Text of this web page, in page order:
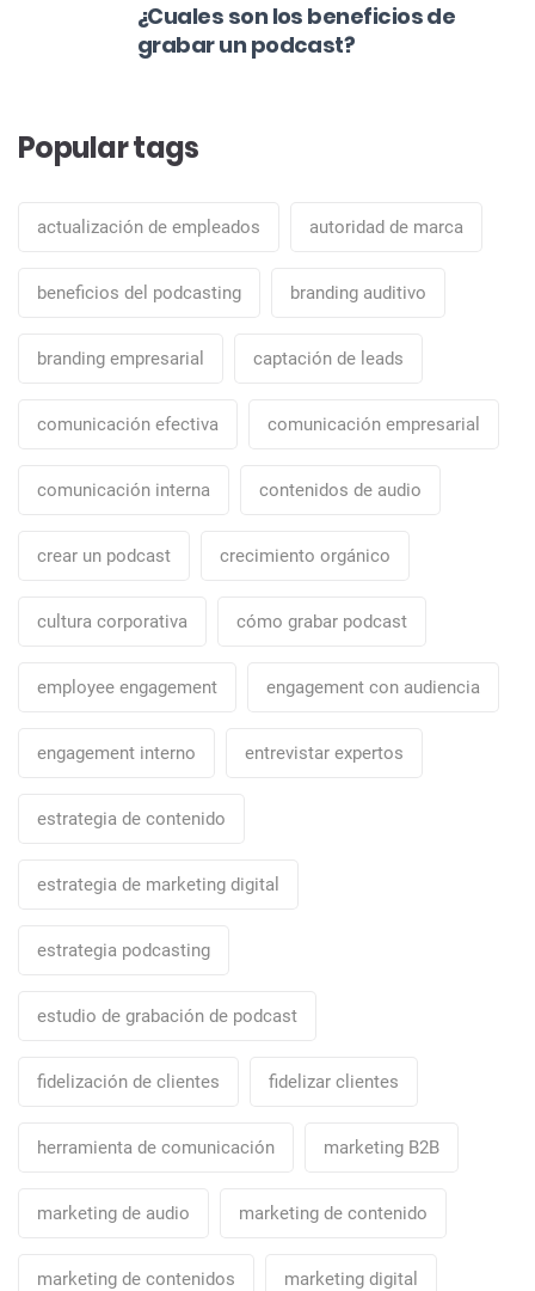
¿Cuales son los beneficios de
grabar un podcast?
Popular tags
actualización de empleados autoridad de marca
beneficios del podcasting branding auditivo
branding empresarial captación de leads
comunicación efectiva comunicación empresarial
comunicación interna contenidos de audio
crear un podcast crecimiento orgánico
cultura corporativa cómo grabar podcast
employee engagement engagement con audiencia
engagement interno entrevistar expertos
estrategia de contenido
estrategia de marketing digital
estrategia podcasting
estudio de grabación de podcast
fidelización de clientes fidelizar clientes
herramienta de comunicación marketing B2B
marketing de audio marketing de contenido
marketing de contenidos marketing digital